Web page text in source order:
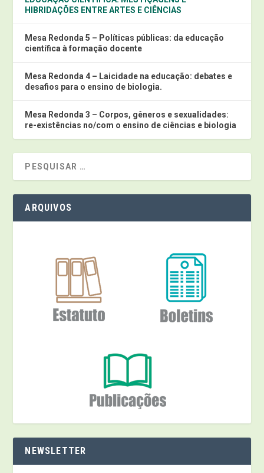
HIBRIDAÇÕES ENTRE ARTES E CIÊNCIAS
Mesa Redonda 5 – Políticas públicas: da educação
científica à formação docente
Mesa Redonda 4 – Laicidade na educação: debates e
desafios para o ensino de biologia.
Mesa Redonda 3 – Corpos, gêneros e sexualidades:
re-existências no/com o ensino de ciências e biologia
ARQUIVOS
NEWSLETTER